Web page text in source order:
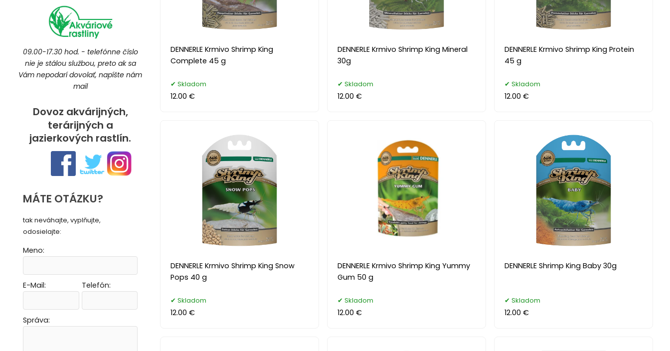
09.00-17.30 hod. - telefónne číslo
nie je stálou službou, preto ak sa
Vám nepodarí dovolať, napíšte nám
mail
Dovoz akvárijných,
terárijných a
jazierkových rastlín.
MÁTE OTÁZKU?
tak neváhajte, vyplňujte,
odosielajte:
Meno:
E-Mail:
Vytvoriť novú e-mailovú masku
Vytvoriť novú e-mailovú masku
Vytvoriť novú e-mailovú masku
Vytvoriť novú e-mailovú masku
Telefón:
Správa:
DENNERLE Krmivo Shrimp King
Complete 45 g
Skladom
12.00 €
DENNERLE Krmivo Shrimp King Mineral
30g
Skladom
12.00 €
DENNERLE Krmivo Shrimp King Protein
45 g
Skladom
12.00 €
DENNERLE Krmivo Shrimp King Snow
Pops 40 g
Skladom
12.00 €
DENNERLE Krmivo Shrimp King Yummy
Gum 50 g
Skladom
12.00 €
DENNERLE Shrimp King Baby 30g
Skladom
12.00 €